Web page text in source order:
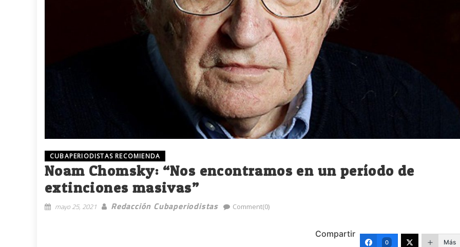
CUBAPERIODISTAS RECOMIENDA
Noam Chomsky: “Nos encontramos en un período de
extinciones masivas”
mayo 25, 2021 Redacción Cubaperiodistas Comment(0)
Compartir
0 Más